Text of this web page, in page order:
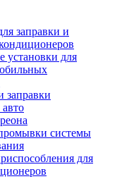
заправки и
установки для
заправки
системы
для